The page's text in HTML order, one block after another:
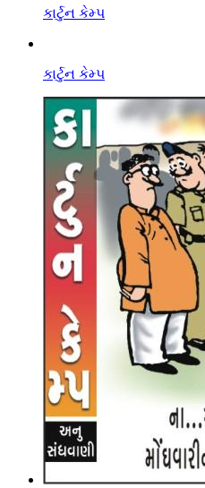
કાર્ટુન કેમ્પ
કાર્ટુન કેમ્પ